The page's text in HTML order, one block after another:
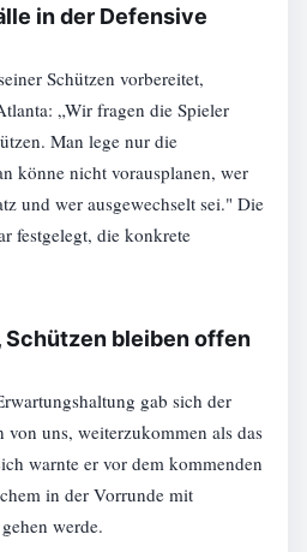
in der Defensive
Schützen vorbereitet,
„Wir fragen die Spieler
Man lege nur die
könne nicht vorausplanen, wer
und wer ausgewechselt sei." Die
festgelegt, die konkrete
bleiben offen
gab sich der
von uns, weiterzukommen als das
warnte er vor dem kommenden
in der Vorrunde mit
werde.